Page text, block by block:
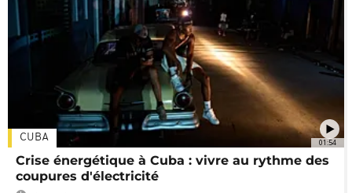
01:54
CUBA
Crise énergétique à Cuba : vivre au rythme des
coupures d'électricité